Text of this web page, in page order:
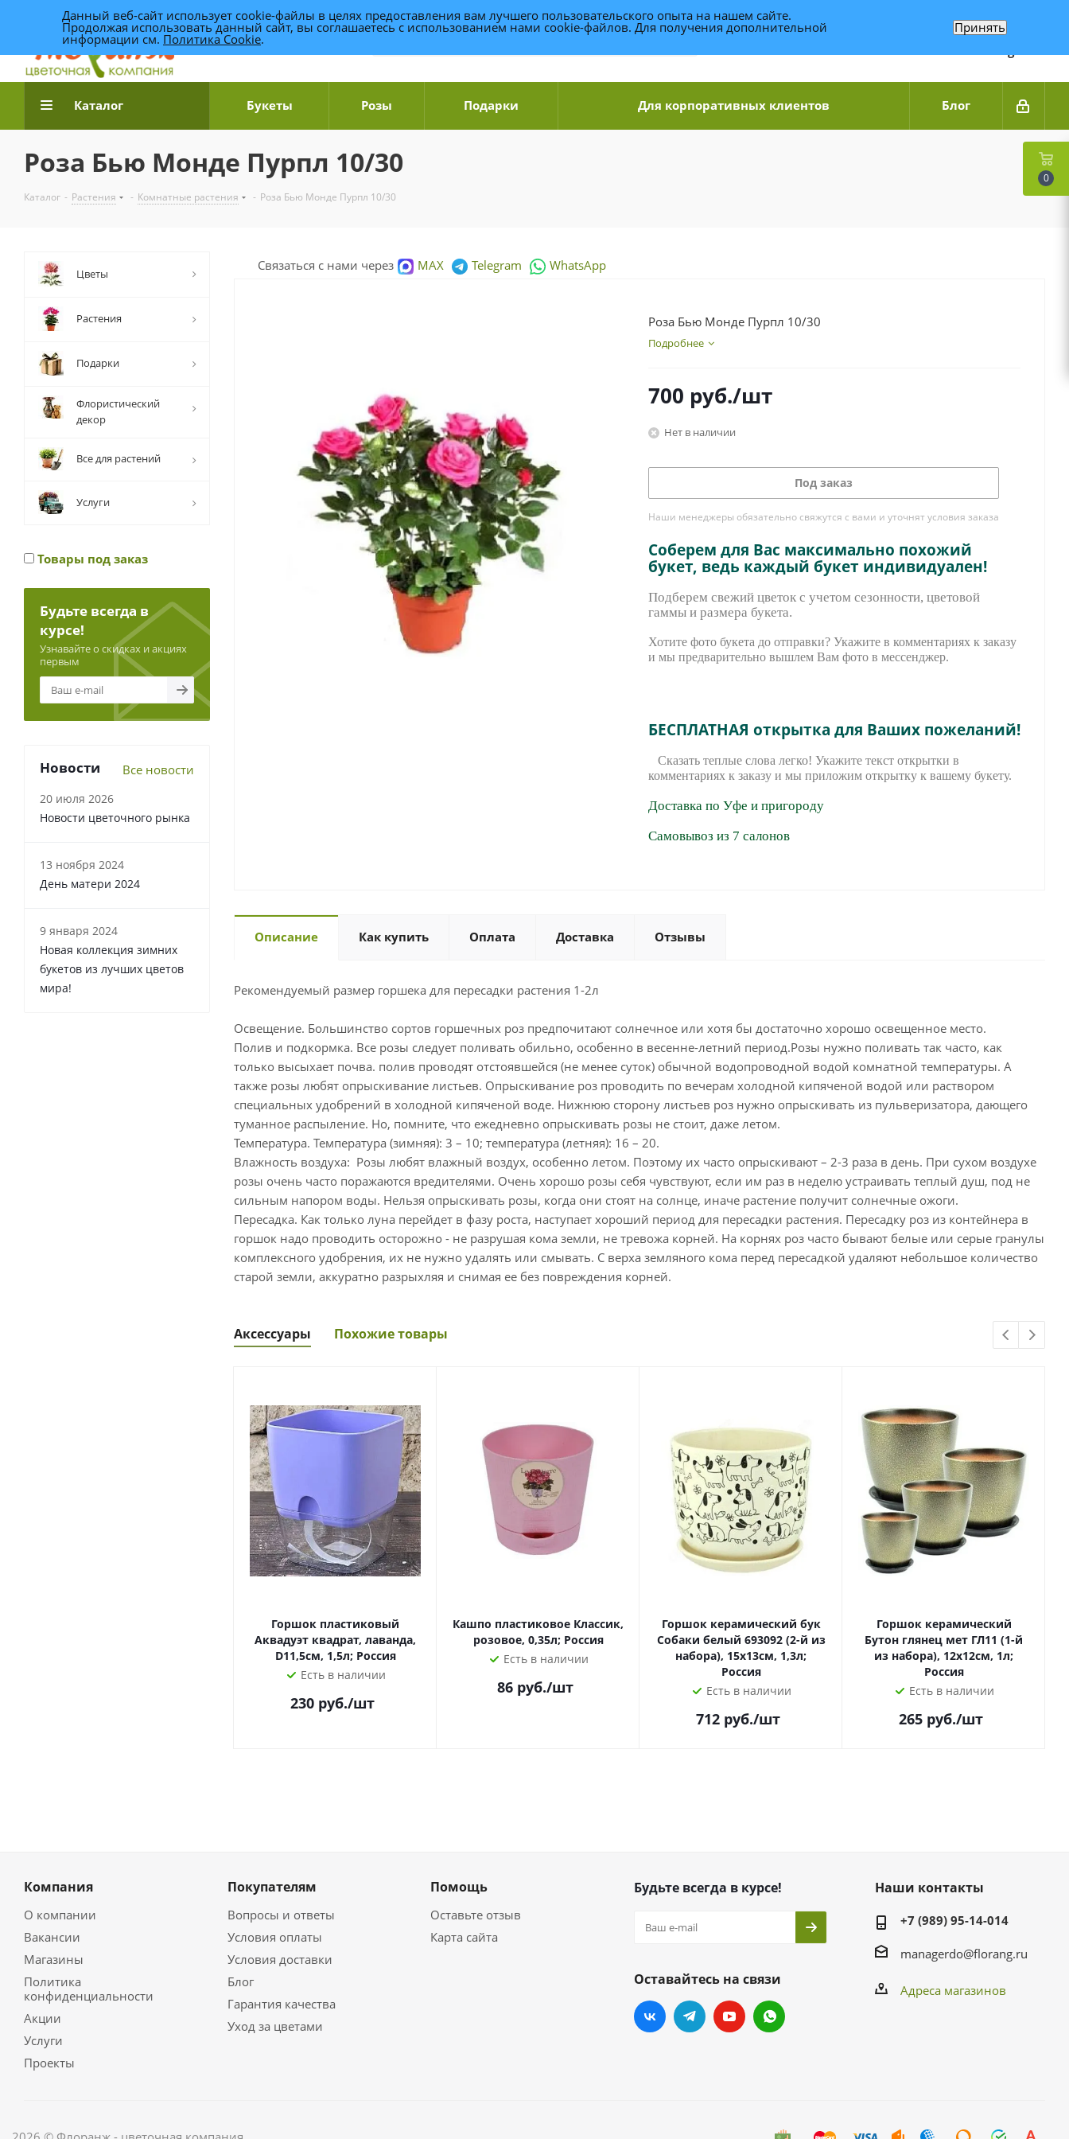
Доставка цветов по Уфе +7 (989) 95-14-014
Связаться по WhatsApp
Каталог Букеты Розы Подарки Для корпоративных клиентов Блог
Роза Бью Монде Пурпл 10/30
Каталог - Растения - Комнатные растения - Роза Бью Монде Пурпл 10/30
Связаться с нами через MAX Telegram WhatsApp
Роза Бью Монде Пурпл 10/30
Подробнее
700 руб./шт
Нет в наличии
Под заказ
Наши менеджеры обязательно свяжутся с вами и уточнят условия заказа
Соберем для Вас максимально похожий
букет, ведь каждый букет индивидуален!
Подберем свежий цветок с учетом сезонности, цветовой
гаммы и размера букета.
Хотите фото букета до отправки? Укажите в комментариях к заказу
и мы предварительно вышлем Вам фото в мессенджер.
БЕСПЛАТНАЯ открытка для Ваших пожеланий!
Сказать теплые слова легко! Укажите текст открытки в
комментариях к заказу и мы приложим открытку к вашему букету.
Доставка по Уфе и пригороду
Самовывоз из 7 салонов
Описание Как купить Оплата Доставка Отзывы
Рекомендуемый размер горшека для пересадки растения 1-2л
Освещение. Большинство сортов горшечных роз предпочитают солнечное или хотя бы достаточно хорошо освещенное место.
Полив и подкормка. Все розы следует поливать обильно, особенно в весенне-летний период.Розы нужно поливать так часто, как
только высыхает почва. полив проводят отстоявшейся (не менее суток) обычной водопроводной водой комнатной температуры. А
также розы любят опрыскивание листьев. Опрыскивание роз проводить по вечерам холодной кипяченой водой или раствором
специальных удобрений в холодной кипяченой воде. Нижнюю сторону листьев роз нужно опрыскивать из пульверизатора, дающего
туманное распыление. Но, помните, что ежедневно опрыскивать розы не стоит, даже летом.
Температура. Температура (зимняя): 3 – 10; температура (летняя): 16 – 20.
Влажность воздуха: Розы любят влажный воздух, особенно летом. Поэтому их часто опрыскивают – 2-3 раза в день. При сухом воздухе
розы очень часто поражаются вредителями. Очень хорошо розы себя чувствуют, если им раз в неделю устраивать теплый душ, под не
сильным напором воды. Нельзя опрыскивать розы, когда они стоят на солнце, иначе растение получит солнечные ожоги.
Пересадка. Как только луна перейдет в фазу роста, наступает хороший период для пересадки растения. Пересадку роз из контейнера в
горшок надо проводить осторожно - не разрушая кома земли, не тревожа корней. На корнях роз часто бывают белые или серые гранулы
комплексного удобрения, их не нужно удалять или смывать. С верха земляного кома перед пересадкой удаляют небольшое количество
старой земли, аккуратно разрыхляя и снимая ее без повреждения корней.
Аксессуары Похожие товары
Горшок пластиковый
Аквадуэт квадрат, лаванда,
D11,5см, 1,5л; Россия
Есть в наличии
230 руб./шт
Кашпо пластиковое Классик,
розовое, 0,35л; Россия
Есть в наличии
86 руб./шт
Горшок керамический бук
Собаки белый 693092 (2-й из
набора), 15х13см, 1,3л;
Россия
Есть в наличии
712 руб./шт
Горшок керамический
Бутон глянец мет ГЛ11 (1-й
из набора), 12х12см, 1л;
Россия
Есть в наличии
265 руб./шт
Цветы
Растения
Подарки
Флористический
декор
Все для растений
Услуги
Товары под заказ
Будьте всегда в
курсе!
Узнавайте о скидках и акциях
первым
Новости Все новости
20 июля 2026
Новости цветочного рынка
13 ноября 2024
День матери 2024
9 января 2024
Новая коллекция зимних
букетов из лучших цветов
мира!
Компания
О компании
Вакансии
Магазины
Политика
конфиденциальности
Акции
Услуги
Проекты
Покупателям
Вопросы и ответы
Условия оплаты
Условия доставки
Блог
Гарантия качества
Уход за цветами
Помощь
Оставьте отзыв
Карта сайта
Будьте всегда в курсе!
Оставайтесь на связи
Наши контакты
+7 (989) 95-14-014
managerdo@florang.ru
Адреса магазинов
0
Данный веб-сайт использует cookie-файлы в целях предоставления вам лучшего пользовательского опыта на нашем сайте.
Продолжая использовать данный сайт, вы соглашаетесь с использованием нами cookie-файлов. Для получения дополнительной
информации см. Политика Cookie.
Принять